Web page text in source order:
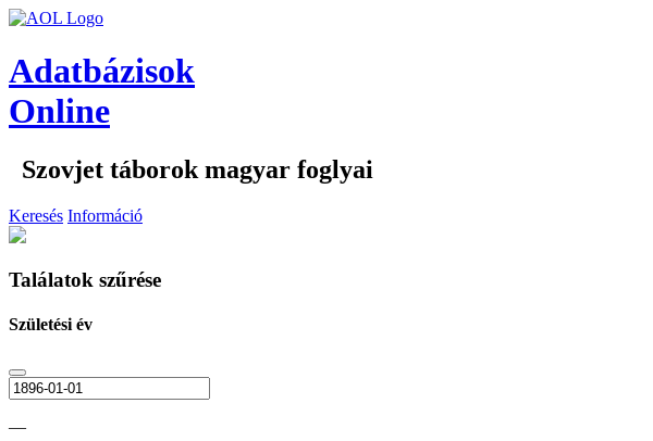
Adatbázisok
Online
Szovjet táborok magyar foglyai
Keresés Információ
Találatok szűrése
Születési év
—